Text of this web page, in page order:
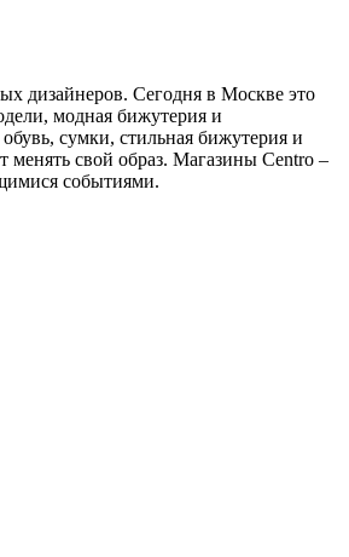
дизайнеров. Сегодня в Москве это
модная бижутерия и
сумки, стильная бижутерия и
менять свой образ. Магазины Centro –
событиями.